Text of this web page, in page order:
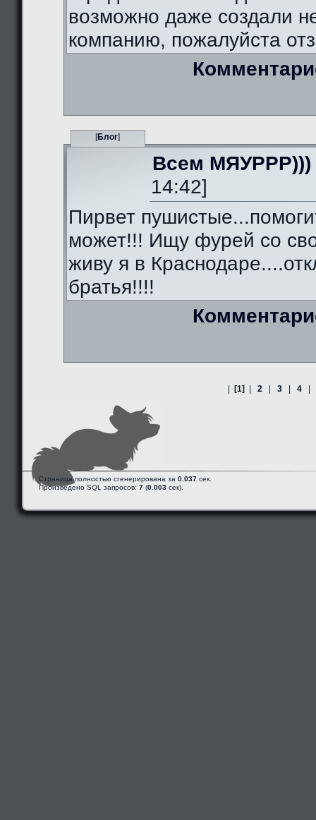
возможно даже создали
компанию, пожалуйста
[Блог]
Всем МЯУРРР)))
14:42]
Пирвет
может!!! Ищу фурей со
живу я в
братья!!!!
[1] 2 3 4
Страница полностью сгенерирована за 0.037 сек.
Произведено SQL запросов: 7 (0.003 сек).